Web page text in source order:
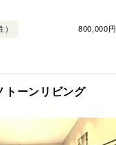
800,000円
）
トーンリビング